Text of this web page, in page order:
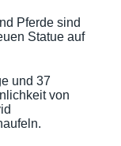
Pferde sind
Statue auf
und 37
von